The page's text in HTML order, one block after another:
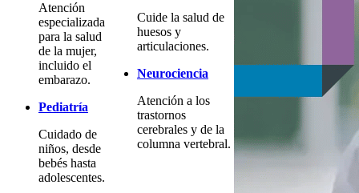
Atención
especializada
para la salud
de la mujer,
incluido el
embarazo.
Pediatría
Cuidado de
niños, desde
bebés hasta
adolescentes.
Cuide la salud de
huesos y
articulaciones.
Neurociencia
Atención a los
trastornos
cerebrales y de la
columna vertebral.